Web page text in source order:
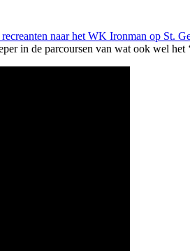
naar het WK Ironman op St.
in de parcoursen van wat ook wel